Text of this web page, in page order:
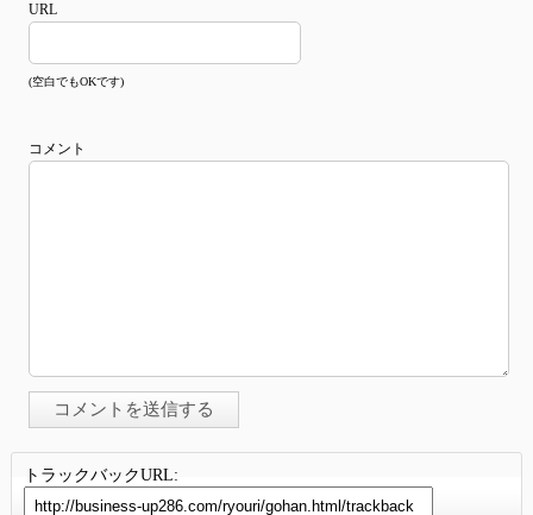
URL
(空白でもOKです)
コメント
トラックバックURL: